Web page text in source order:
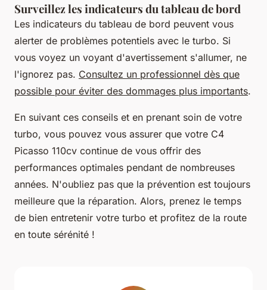
Surveillez les indicateurs du tableau de bord
Les indicateurs du tableau de bord peuvent vous
alerter de problèmes potentiels avec le turbo. Si
vous voyez un voyant d'avertissement s'allumer, ne
l'ignorez pas. Consultez un professionnel dès que
possible pour éviter des dommages plus importants.
En suivant ces conseils et en prenant soin de votre
turbo, vous pouvez vous assurer que votre C4
Picasso 110cv continue de vous offrir des
performances optimales pendant de nombreuses
années. N'oubliez pas que la prévention est toujours
meilleure que la réparation. Alors, prenez le temps
de bien entretenir votre turbo et profitez de la route
en toute sérénité !